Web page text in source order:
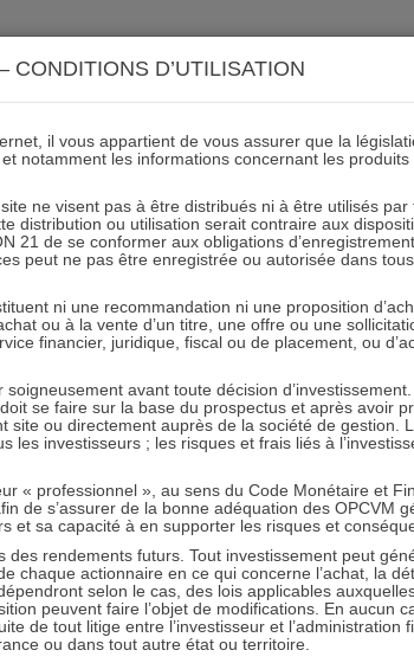
aprep
INFORMÉ
Recevoir nos newsletters
CONDITIONS D’UTILISATION
il vous appartient de vous assurer que la
notamment les informations concernant les
ne visent pas à être distribués ni à être utilisés
distribution ou utilisation serait contraire aux
21 de se conformer aux obligations
peut ne pas être enregistrée ou autorisée dans
ni une recommandation ni une proposition
ou à la vente d’un titre, une offre ou une
financier, juridique, fiscal ou de placement, ou
avant toute décision
se faire sur la base du prospectus et après avoir
site ou directement auprès de la société de gestion.
les investisseurs ; les risques et frais liés à
« professionnel », au sens du Code Monétaire et
de s’assurer de la bonne adéquation des OPCVM
et sa capacité à en supporter les risques et
rendements futurs. Tout investissement peut
chaque actionnaire en ce qui concerne l’achat, la
selon le cas, des lois applicables
peuvent faire l’objet de modifications. En aucun
de tout litige entre l’investisseur et l’administration
ou dans tout autre état ou territoire.